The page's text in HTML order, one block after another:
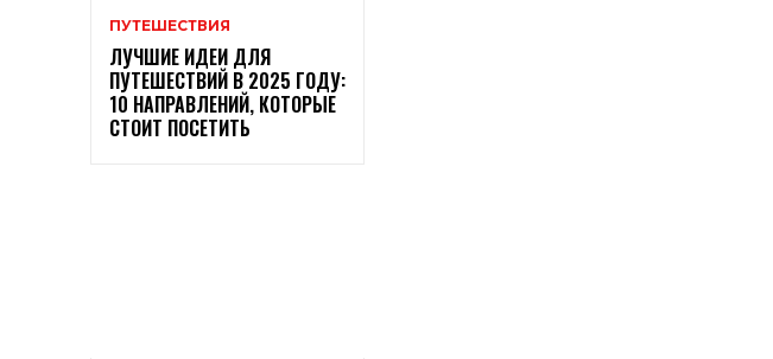
ПУТЕШЕСТВИЯ
ЛУЧШИЕ ИДЕИ ДЛЯ
ПУТЕШЕСТВИЙ В 2025 ГОДУ:
10 НАПРАВЛЕНИЙ, КОТОРЫЕ
СТОИТ ПОСЕТИТЬ